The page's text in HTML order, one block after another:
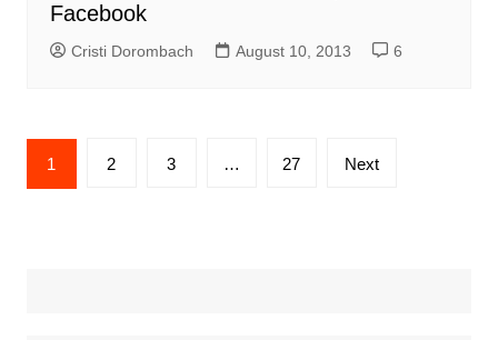
Facebook
Cristi Dorombach August 10, 2013 6
Posts
pagination
1 2 3 … 27 Next